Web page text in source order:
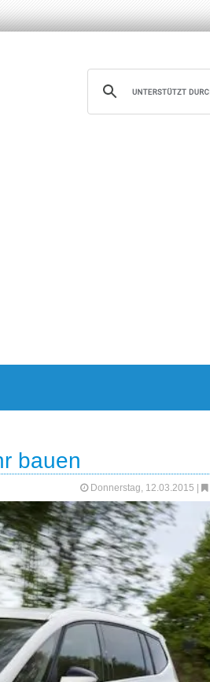
bauen
Donnerstag, 12.03.2015